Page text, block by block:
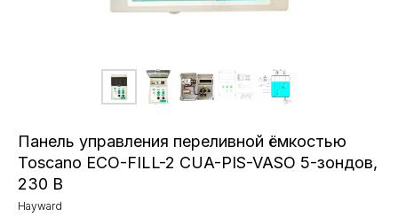
Панель управления переливной ёмкостью
Toscano ECO-FILL-2 CUA-PIS-VASO 5-зондов,
230 В
Hayward